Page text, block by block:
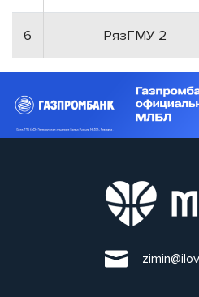
6 РязГМУ 2